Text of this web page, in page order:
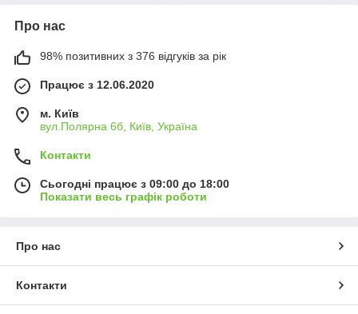
Про нас
98% позитивних з 376 відгуків за рік
Працює з 12.06.2020
м. Київ
вул.Полярна 6б, Київ, Україна
Контакти
Сьогодні працює з 09:00 до 18:00
Показати весь графік роботи
Про нас
Контакти